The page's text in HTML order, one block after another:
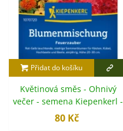
Přidat do košíku
Květinová směs - Ohnivý
večer - semena Kiepenkerl -
1 ks
80 Kč